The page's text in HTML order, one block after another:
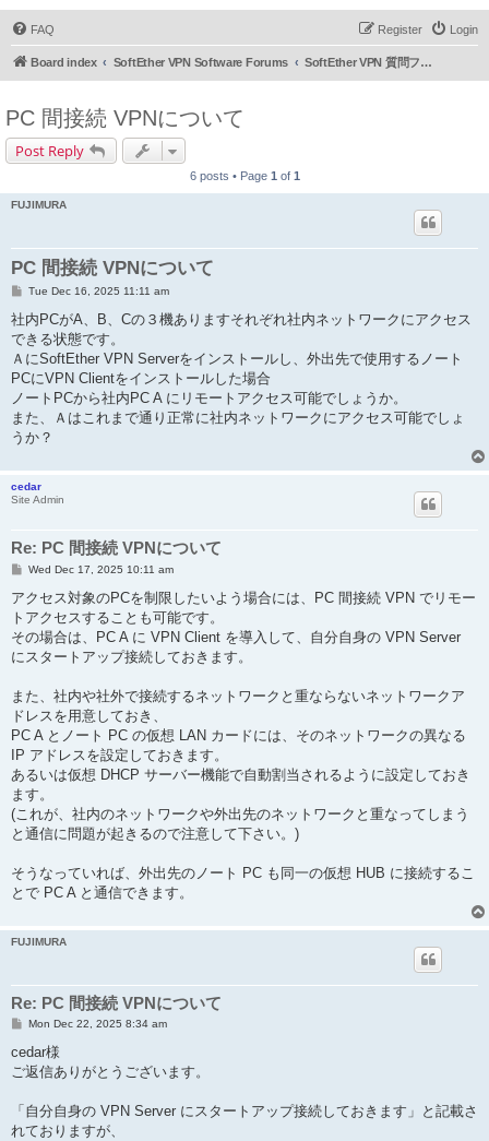
FAQ Login
Register
Board index SoftEther VPN Software Forums SoftEther VPN 質問フォーラム (日本語)
PC 間接続 VPNについて
Post Reply
6 posts • Page 1 of 1
FUJIMURA
PC 間接続 VPNについて
P
s
t
Tue Dec 16, 2025 11:11 am
社内PCがA、B、Cの３機ありますそれぞれ社内ネットワークにアクセス
できる状態です。
ＡにSoftEther VPN Serverをインストールし、外出先で使用するノート
PCにVPN Clientをインストールした場合
ノートPCから社内PC A にリモートアクセス可能でしょうか。
また、Ａはこれまで通り正常に社内ネットワークにアクセス可能でしょ
うか？
cedar
Site Admin
Re: PC 間接続 VPNについて
P
s
Wed Dec 17, 2025 10:11 am
アクセス対象のPCを制限したいよう場合には、PC 間接続 VPN でリモー
トアクセスすることも可能です。
その場合は、PC A に VPN Client を導入して、自分自身の VPN Server
にスタートアップ接続しておきます。
また、社内や社外で接続するネットワークと重ならないネットワークア
ドレスを用意しておき、
PC A とノート PC の仮想 LAN カードには、そのネットワークの異なる
IP アドレスを設定しておきます。
あるいは仮想 DHCP サーバー機能で自動割当されるように設定しておき
ます。
(これが、社内のネットワークや外出先のネットワークと重なってしまう
と通信に問題が起きるので注意して下さい。)
そうなっていれば、外出先のノート PC も同一の仮想 HUB に接続するこ
とで PC A と通信できます。
FUJIMURA
Re: PC 間接続 VPNについて
P
s
Mon Dec 22, 2025 8:34 am
cedar様
ご返信ありがとうございます。
「自分自身の VPN Server にスタートアップ接続しておきます」と記載さ
れておりますが、